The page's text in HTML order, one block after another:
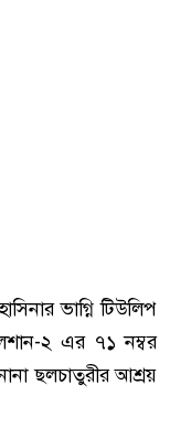
ভাগ্নি টিউলিপ
২ এর ৭১ নম্বর
ছলচাতুরীর আশ্রয়